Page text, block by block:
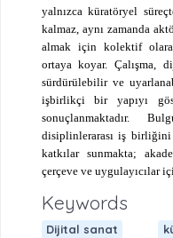
yalnızca küratöryel
kalmaz, aynı zamanda
almak için kolektif
ortaya koyar. Çalışma,
sürdürülebilir ve
işbirlikçi bir yapıyı
sonuçlanmaktadır.
disiplinlerarası iş
katkılar sunmakta;
çerçeve ve uygulayıcılar
Keywords
Dijital sanat